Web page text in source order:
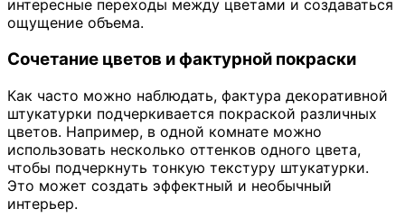
интересные переходы между цветами и создаваться
ощущение объема.
Сочетание цветов и фактурной покраски
Как часто можно наблюдать, фактура декоративной
штукатурки подчеркивается покраской различных
цветов. Например, в одной комнате можно
использовать несколько оттенков одного цвета,
чтобы подчеркнуть тонкую текстуру штукатурки.
Это может создать эффектный и необычный
интерьер.